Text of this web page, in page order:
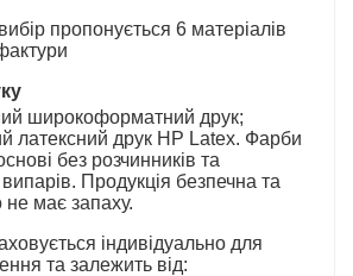
пропонується 6 матеріалів
широкоформатний друк;
латексний друк HP Latex. Фарби
без розчинників та
Продукція безпечна та
має запаху.
індивідуально для
та залежить від: